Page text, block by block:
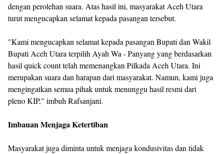
dengan perolehan suara. Atas hasil ini, masyarakat Aceh Utara
turut mengucapkan selamat kepada pasangan tersebut.
"Kami mengucapkan selamat kepada pasangan Bupati dan Wakil
Bupati Aceh Utara terpilih Ayah Wa - Panyang yang berdasarkan
hasil quick count telah memenangkan Pilkada Aceh Utara. Ini
merupakan suara dan harapan dari masyarakat. Namun, kami juga
mengingatkan semua pihak untuk menunggu hasil resmi dari
pleno KIP," imbuh Rafsanjani.
Imbauan Menjaga Ketertiban
Masyarakat juga diminta untuk menjaga kondusivitas dan tidak